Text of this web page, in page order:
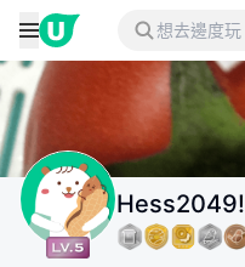
Hess2049!